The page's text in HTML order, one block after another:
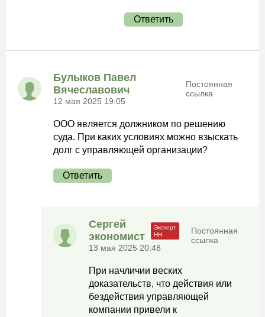
Ответить
Булыков Павел
Вячеславович
12 мая 2025 19:05
Постоянная
ссылка
ООО является должником по решению
суда. При каких условиях можно взыскать
долг с управляющей организации?
Ответить
Сергей
экономист
13 мая 2025 20:48
Постоянная
ссылка
При начличии веских
доказательств, что действия или
бездействия управляющей
компании привели к